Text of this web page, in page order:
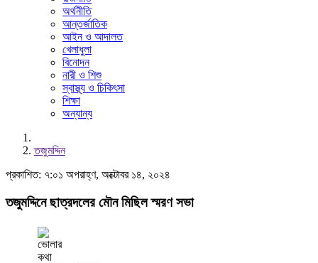
অর্থনীতি
আন্তর্জাতিক
আইন ও আদালত
খেলাধুলা
বিনোদন
নারী ও শিশু
স্বাস্থ্য ও চিকিৎসা
শিক্ষা
অন্যান্য
তজুমদ্দিন
প্রকাশিত: ৭:০১ অপরাহ্ণ, অক্টোবর ১৪, ২০২৪
তজুমদ্দিনে ছাত্রদলের মৌন মিছিল স্মরণ সভা